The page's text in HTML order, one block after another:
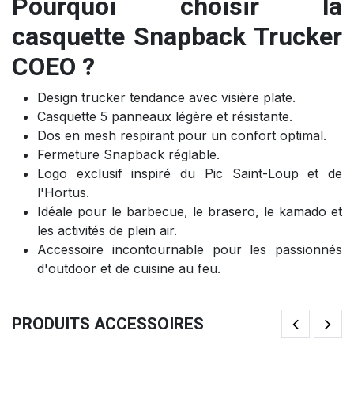
Pourquoi choisir la
casquette Snapback Trucker
COEO ?
Design trucker tendance avec visière plate.
Casquette 5 panneaux légère et résistante.
Dos en mesh respirant pour un confort optimal.
Fermeture Snapback réglable.
Logo exclusif inspiré du Pic Saint-Loup et de
l'Hortus.
Idéale pour le barbecue, le brasero, le kamado et
les activités de plein air.
Accessoire incontournable pour les passionnés
d'outdoor et de cuisine au feu.
PRODUITS ACCESSOIRES